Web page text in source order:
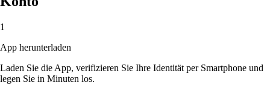
1
App herunterladen
Laden Sie die App, verifizieren Sie Ihre Identität per Smartphone und
legen Sie in Minuten los.